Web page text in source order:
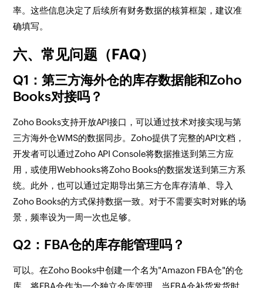
率。这些信息决定了后续所有财务数据的核算框架，建议准
确填写。
六、常见问题（FAQ）
Q1：第三方海外仓的库存数据能和Zoho
Books对接吗？
Zoho Books支持开放API接口，可以通过技术对接实现与第
三方海外仓WMS的数据同步。Zoho提供了完整的API文档，
开发者可以通过Zoho API Console将数据推送到第三方应
用，或使用Webhooks将Zoho Books的数据发送到第三方系
统。此外，也可以通过定期导出第三方仓库存清单、导入
Zoho Books的方式保持数据一致。对于不需要实时对账的场
景，频率设为一周一次也足够。
Q2：FBA仓的库存能管理吗？
可以。在Zoho Books中创建一个名为"Amazon FBA仓"的仓
库，将FBA仓作为一个独立仓库管理。当FBA仓补货发货时，